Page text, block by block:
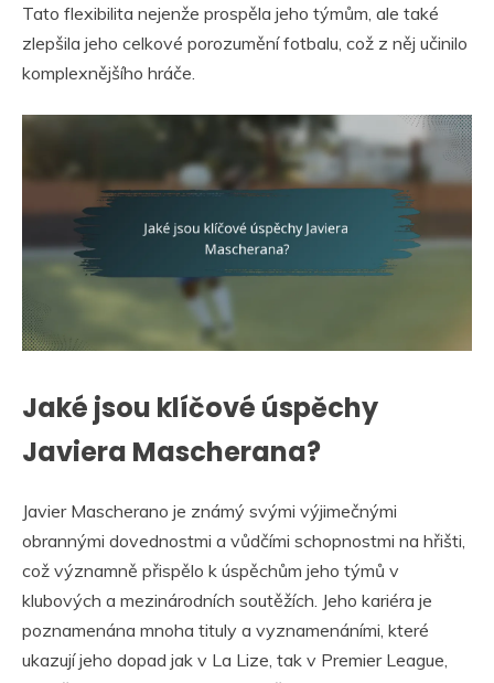
Tato flexibilita nejenže prospěla jeho týmům, ale také
zlepšila jeho celkové porozumění fotbalu, což z něj učinilo
komplexnějšího hráče.
Jaké jsou klíčové úspěchy
Javiera Mascherana?
Javier Mascherano je známý svými výjimečnými
obrannými dovednostmi a vůdčími schopnostmi na hřišti,
což významně přispělo k úspěchům jeho týmů v
klubových a mezinárodních soutěžích. Jeho kariéra je
poznamenána mnoha tituly a vyznamenáními, které
ukazují jeho dopad jak v La Lize, tak v Premier League,